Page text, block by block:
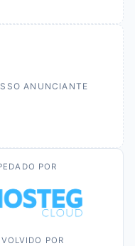
ANUNCIANTE
POR
POR